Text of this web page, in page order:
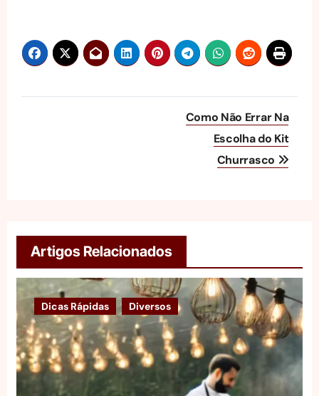
Como Não Errar Na
Escolha do Kit
Churrasco
Artigos Relacionados
Dicas Rápidas Diversos